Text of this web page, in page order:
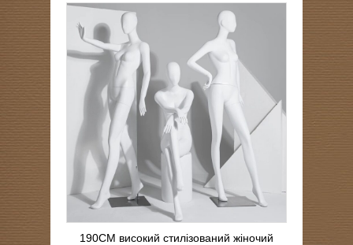
190CM високий стилізований жіночий